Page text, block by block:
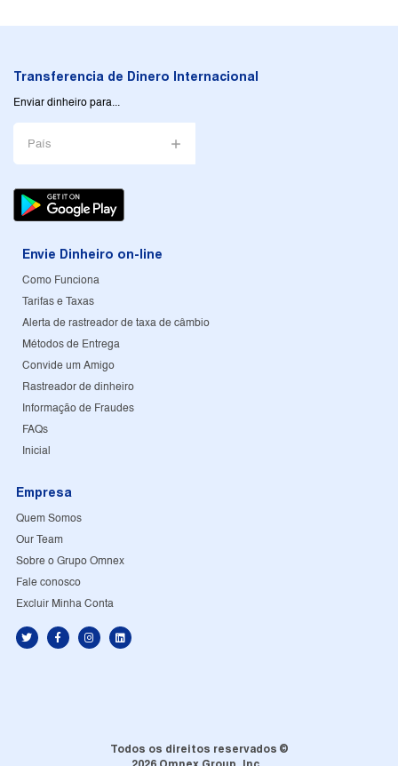
Transferencia de Dinero Internacional
Enviar dinheiro para...
País
Envie Dinheiro on-line
Como Funciona
Tarifas e Taxas
Alerta de rastreador de taxa de câmbio
Métodos de Entrega
Convide um Amigo
Rastreador de dinheiro
Informação de Fraudes
FAQs
Inicial
Empresa
Quem Somos
Our Team
Sobre o Grupo Omnex
Fale conosco
Excluir Minha Conta
Todos os direitos reservados ©